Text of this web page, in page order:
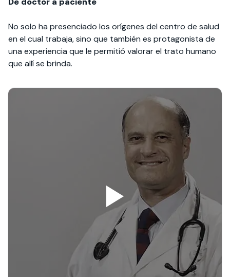
No solo ha presenciado los orígenes del centro de salud
en el cual trabaja, sino que también es protagonista de
una experiencia que le permitió valorar el trato humano
que allí se brinda.